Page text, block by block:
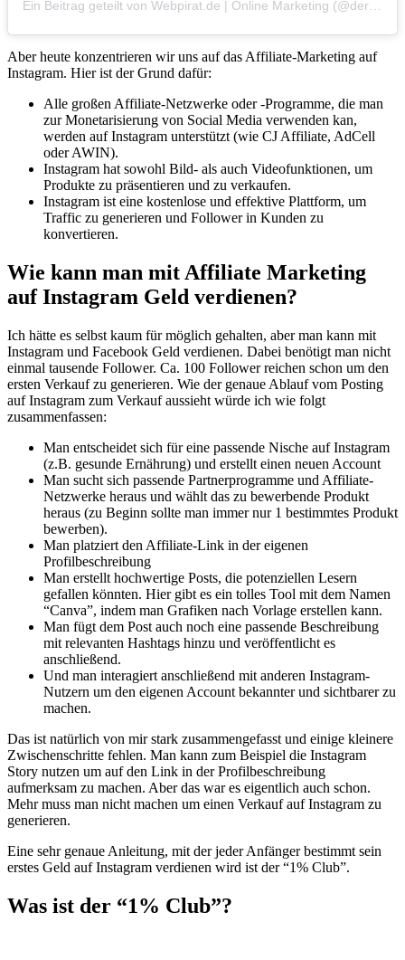
Aber heute konzentrieren wir uns auf das Affiliate-Marketing auf
Instagram. Hier ist der Grund dafür:
Alle großen Affiliate-Netzwerke oder -Programme, die man
zur Monetarisierung von Social Media verwenden kan,
werden auf Instagram unterstützt (wie CJ Affiliate, AdCell
oder AWIN).
Instagram hat sowohl Bild- als auch Videofunktionen, um
Produkte zu präsentieren und zu verkaufen.
Instagram ist eine kostenlose und effektive Plattform, um
Traffic zu generieren und Follower in Kunden zu
konvertieren.
Wie kann man mit Affiliate Marketing
auf Instagram Geld verdienen?
Ich hätte es selbst kaum für möglich gehalten, aber man kann mit
Instagram und Facebook Geld verdienen. Dabei benötigt man nicht
einmal tausende Follower. Ca. 100 Follower reichen schon um den
ersten Verkauf zu generieren. Wie der genaue Ablauf vom Posting
auf Instagram zum Verkauf aussieht würde ich wie folgt
zusammenfassen:
Man entscheidet sich für eine passende Nische auf Instagram
(z.B. gesunde Ernährung) und erstellt einen neuen Account
Man sucht sich passende Partnerprogramme und Affiliate-
Netzwerke heraus und wählt das zu bewerbende Produkt
heraus (zu Beginn sollte man immer nur 1 bestimmtes Produkt
bewerben).
Man platziert den Affiliate-Link in der eigenen
Profilbeschreibung
Man erstellt hochwertige Posts, die potenziellen Lesern
gefallen könnten. Hier gibt es ein tolles Tool mit dem Namen
“Canva”, indem man Grafiken nach Vorlage erstellen kann.
Man fügt dem Post auch noch eine passende Beschreibung
mit relevanten Hashtags hinzu und veröffentlicht es
anschließend.
Und man interagiert anschließend mit anderen Instagram-
Nutzern um den eigenen Account bekannter und sichtbarer zu
machen.
Das ist natürlich von mir stark zusammengefasst und einige kleinere
Zwischenschritte fehlen. Man kann zum Beispiel die Instagram
Story nutzen um auf den Link in der Profilbeschreibung
aufmerksam zu machen. Aber das war es eigentlich auch schon.
Mehr muss man nicht machen um einen Verkauf auf Instagram zu
generieren.
Eine sehr genaue Anleitung, mit der jeder Anfänger bestimmt sein
erstes Geld auf Instagram verdienen wird ist der “1% Club”.
Was ist der “1% Club”?